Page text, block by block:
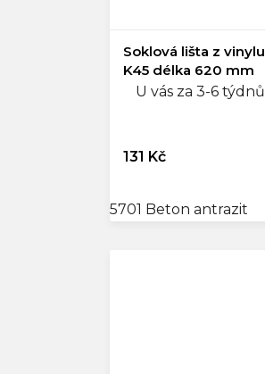
Soklová lišta z vinylu
K45 délka 620 mm
U vás za 3-6 týdnů
131 Kč
5701 Beton antrazit